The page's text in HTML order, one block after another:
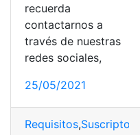
recuerda
contactarnos a
través de nuestras
redes sociales,
25/05/2021
Requisitos,Suscriptores